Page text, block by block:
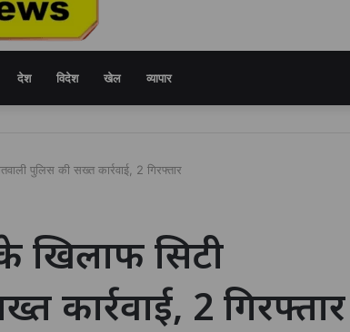
देश विदेश खेल व्यापार
पुलिस की सख्त कार्रवाई, 2 गिरफ्तार
खिलाफ सिटी
कार्रवाई, 2 गिरफ्तार